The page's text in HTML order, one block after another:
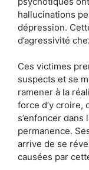
hallucinations
dépression.
d’agressivité
Ces victimes
suspects et se
ramener à la
force d’y croire,
s’enfoncer
permanence.
arrive de se
causées par